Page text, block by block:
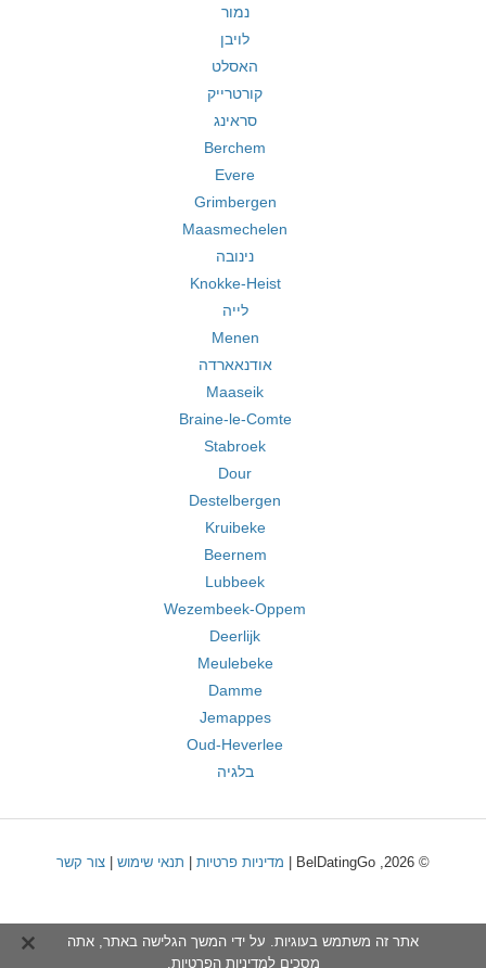
נמור
לויבן
האסלט
קורטרייק
סראינג
Berchem
Evere
Grimbergen
Maasmechelen
נינובה
Knokke-Heist
לייה
Menen
אודנאארדה
Maaseik
Braine-le-Comte
Stabroek
Dour
Destelbergen
Kruibeke
Beernem
Lubbeek
Wezembeek-Oppem
Deerlijk
Meulebeke
Damme
Jemappes
Oud-Heverlee
בלגיה
© 2026, BelDatingGo | מדיניות פרטיות תנאי שימוש צור קשר
אתר זה משתמש בעוגיות. על ידי המשך הגלישה באתר, אתה
מסכים למדיניות הפרטיות.